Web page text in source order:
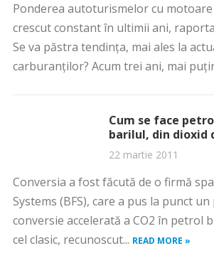
Ponderea autoturismelor cu
crescut constant în ultimii ani,
Se va păstra tendinţa, mai ales la
carburanţilor? Acum trei ani, mai
Cum se face
barilul, din dioxid
22 martie 2011
Conversia a fost făcută de o firmă
Systems (BFS), care a pus la punct
conversie accelerată a CO2 în petrol
cel clasic, recunoscut... READ MORE »